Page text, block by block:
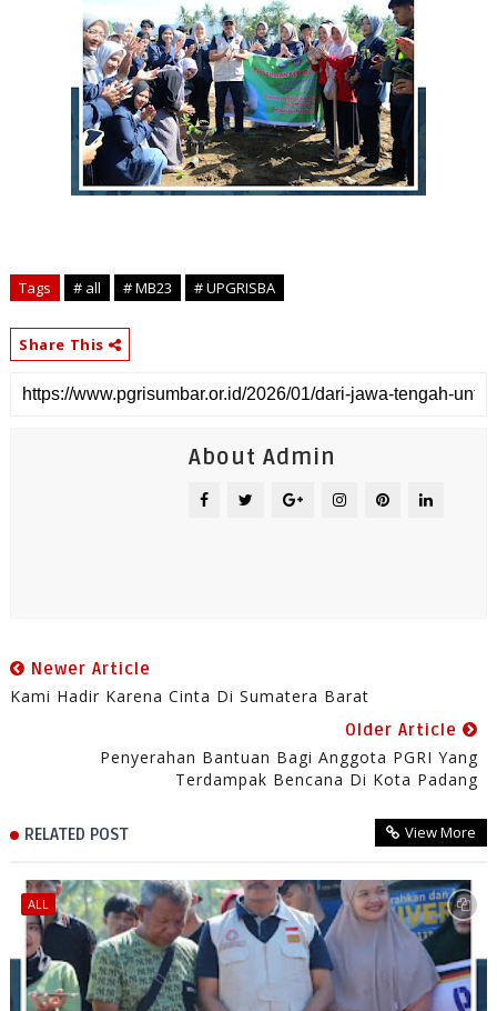
Tags # all # MB23 # UPGRISBA
Share This
About Admin
Newer Article
Kami Hadir Karena Cinta Di Sumatera Barat
Older Article
Penyerahan Bantuan Bagi Anggota PGRI Yang
Terdampak Bencana Di Kota Padang
RELATED POST View More
ALL